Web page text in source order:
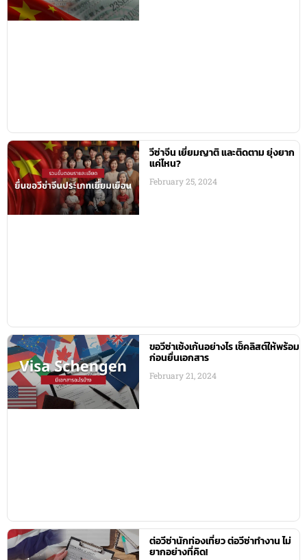
วีซ่าจีน เยี่ยมญาติ และติดตาม ยุ่งยาก
แค่ไหน?
February 25, 2024
ขอวีซ่าเช้งเก้นอย่างไร เช็คลิสต์ให้พร้อม
ก่อนยื่นเอกสาร
February 21, 2024
ต่อวีซ่านักท่องเที่ยว ต่อวีซ่าทำงาน ไม่
ยากอย่างที่คิด!